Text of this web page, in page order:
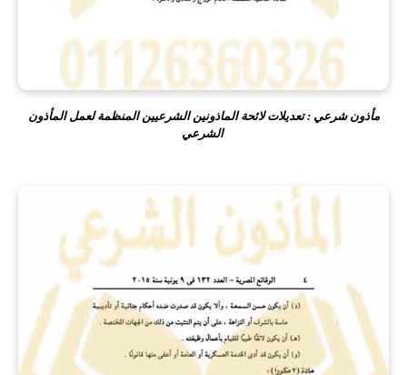
مأذون شرعي : تعديلات لائحة الماذونين الشرعيين المنظمة لعمل المأذون
الشرعي